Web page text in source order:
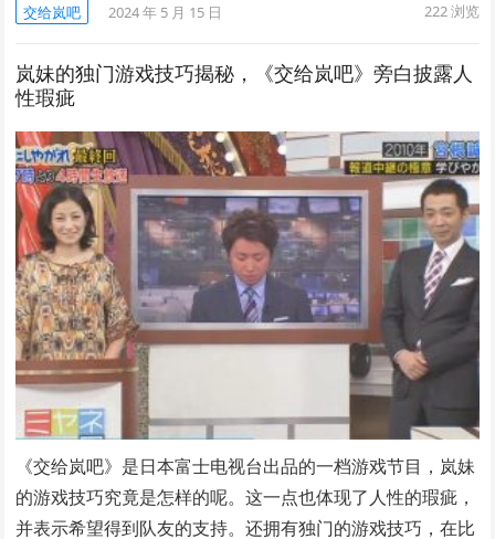
交给岚吧 2024 年 5 月 15 日 222浏览
岚妹的独门游戏技巧揭秘，《交给岚吧》旁白披露人
性瑕疵
《交给岚吧》是日本富士电视台出品的一档游戏节目，岚妹
的游戏技巧究竟是怎样的呢。这一点也体现了人性的瑕疵，
并表示希望得到队友的支持。还拥有独门的游戏技巧，在比